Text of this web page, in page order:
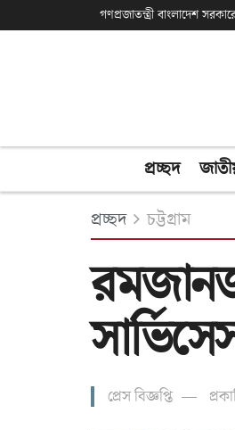
গণপ্রজাতন্ত্রী বাংলাদেশ
প্রচ্ছদ
প্রচ্ছদ চট্টগ্রাম
প্রেস বিজ্ঞপ্তি